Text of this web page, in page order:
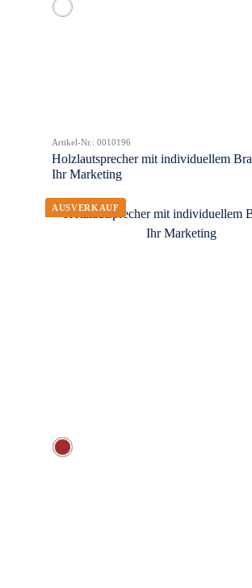
Artikel-Nr.: 0010196
Holzlautsprecher mit individuellem
Ihr Marketing